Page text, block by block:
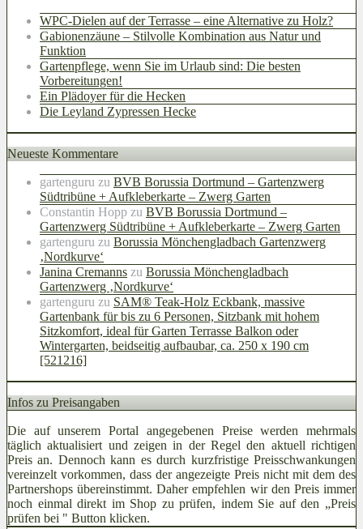
WPC-Dielen auf der Terrasse – eine Alternative zu Holz?
Gabionenzäune – Stilvolle Kombination aus Natur und
Funktion
Gartenpflege, wenn Sie im Urlaub sind: Die besten
Vorbereitungen!
Ein Plädoyer für die Hecken
Die Leyland Zypressen Hecke
Neueste Kommentare
gartenguru zu BVB Borussia Dortmund – Gartenzwerg
Südtribüne + Aufkleberkarte – Zwerg Garten
Constantin Hopp zu BVB Borussia Dortmund –
Gartenzwerg Südtribüne + Aufkleberkarte – Zwerg Garten
gartenguru zu Borussia Mönchengladbach Gartenzwerg
‚Nordkurve‘
Janina Cremanns zu Borussia Mönchengladbach
Gartenzwerg ‚Nordkurve‘
gartenguru zu SAM® Teak-Holz Eckbank, massive
Gartenbank für bis zu 6 Personen, Sitzbank mit hohem
Sitzkomfort, ideal für Garten Terrasse Balkon oder
Wintergarten, beidseitig aufbaubar, ca. 250 x 190 cm
[521216]
Infos zu Preisangaben
Die auf unserem Portal angegebenen Preise werden mehrmals
täglich aktualisiert und zeigen in der Regel den aktuell richtigen
Preis an. Dennoch kann es durch kurzfristige Preisschwankungen
vereinzelt vorkommen, dass der angezeigte Preis nicht mit dem des
Partnershops übereinstimmt. Daher empfehlen wir den Preis immer
noch einmal direkt im Shop zu prüfen, indem Sie auf den „Preis
prüfen bei " Button klicken.